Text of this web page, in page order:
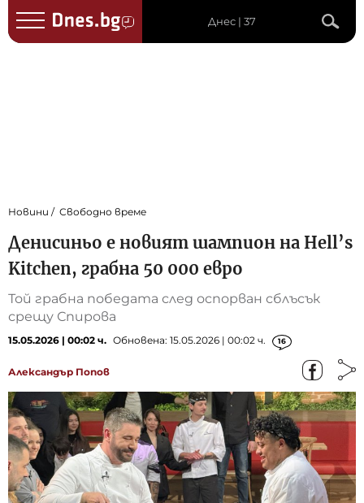
Днес | 37
Новини Свободно време
Денисиньо е новият шампион на Hell’s
Kitchen, грабна 50 000 евро
Той грабна победата след оспорван сблъсък
срещу Спирова
15.05.2026 | 00:02 ч. Обновена: 15.05.2026 | 00:02 ч. 16
Александър Попов